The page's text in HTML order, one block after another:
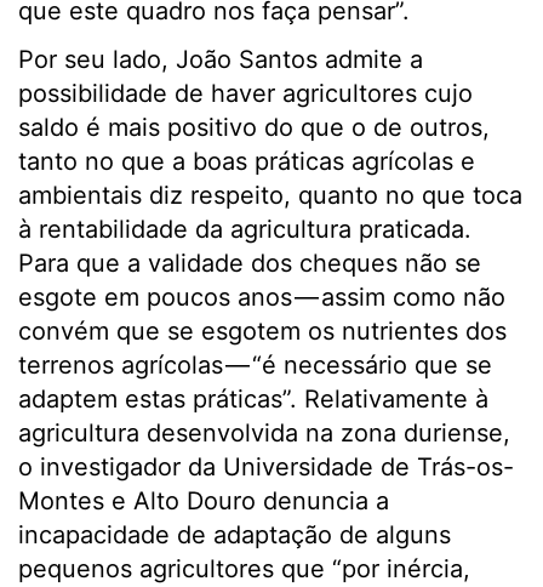
que este quadro nos faça pensar”.
Por seu lado, João Santos admite a
possibilidade de haver agricultores cujo
saldo é mais positivo do que o de outros,
tanto no que a boas práticas agrícolas e
ambientais diz respeito, quanto no que toca
à rentabilidade da agricultura praticada.
Para que a validade dos cheques não se
esgote em poucos anos — assim como não
convém que se esgotem os nutrientes dos
terrenos agrícolas — “é necessário que se
adaptem estas práticas”. Relativamente à
agricultura desenvolvida na zona duriense,
o investigador da Universidade de Trás-os-
Montes e Alto Douro denuncia a
incapacidade de adaptação de alguns
pequenos agricultores que “por inércia,